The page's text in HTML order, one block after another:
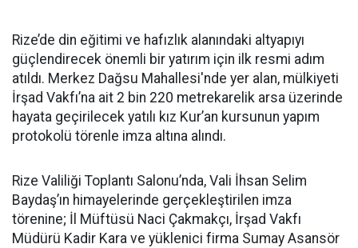
Rize’de din eğitimi ve hafızlık alanındaki altyapıyı
güçlendirecek önemli bir yatırım için ilk resmi adım
atıldı. Merkez Dağsu Mahallesi'nde yer alan, mülkiyeti
İrşad Vakfı’na ait 2 bin 220 metrekarelik arsa üzerinde
hayata geçirilecek yatılı kız Kur’an kursunun yapım
protokolü törenle imza altına alındı.
Rize Valiliği Toplantı Salonu’nda, Vali İhsan Selim
Baydaş’ın himayelerinde gerçekleştirilen imza
törenine; İl Müftüsü Naci Çakmakçı, İrşad Vakfı
Müdürü Kadir Kara ve yüklenici firma Sumay Asansör